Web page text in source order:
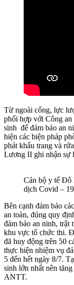
Từ ngoài cổng, lực
phối hợp với Công an
sinh để đảm bảo an
hiện các biện pháp
phát khẩu trang và
Lương II ghi nhận sự
Cán bộ y tế Đô
dịch Covid – 19
Bên cạnh đảm bảo
an toàn, đúng quy
đảm bảo an ninh, trật
khu vực tổ chức thi.
đã huy động trên 50
thực hiện nhiệm vụ
5 đến hết ngày 8/7.
sinh lớn nhất nên
ANTT.